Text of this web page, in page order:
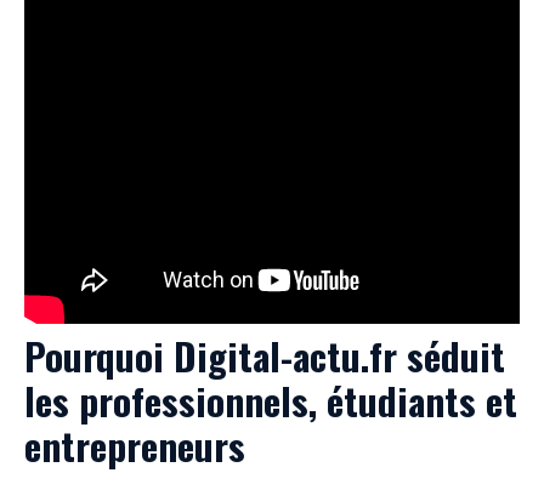
Pourquoi Digital-actu.fr séduit
les professionnels, étudiants et
entrepreneurs